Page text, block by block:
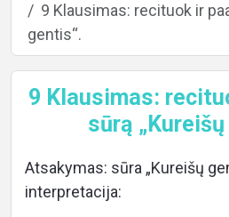
Home
9 Klausimas: recituok ir
gentis“.
9 Klausimas:
sūrą
Atsakymas: sūra „Kureišų
interpretacija: